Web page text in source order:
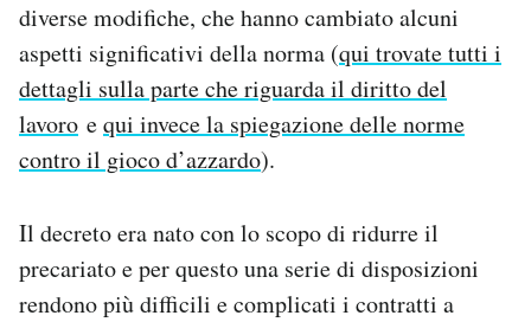
diverse modifiche, che hanno cambiato alcuni
aspetti significativi della norma (qui trovate tutti i
dettagli sulla parte che riguarda il diritto del
lavoro equi invece la spiegazione delle norme
contro il gioco d’azzardo).
Il decreto era nato con lo scopo di ridurre il
precariato e per questo una serie di disposizioni
rendono più difficili e complicati i contratti a